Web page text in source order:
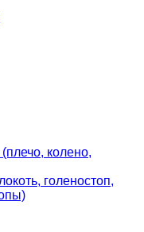
колено,
голеностоп,